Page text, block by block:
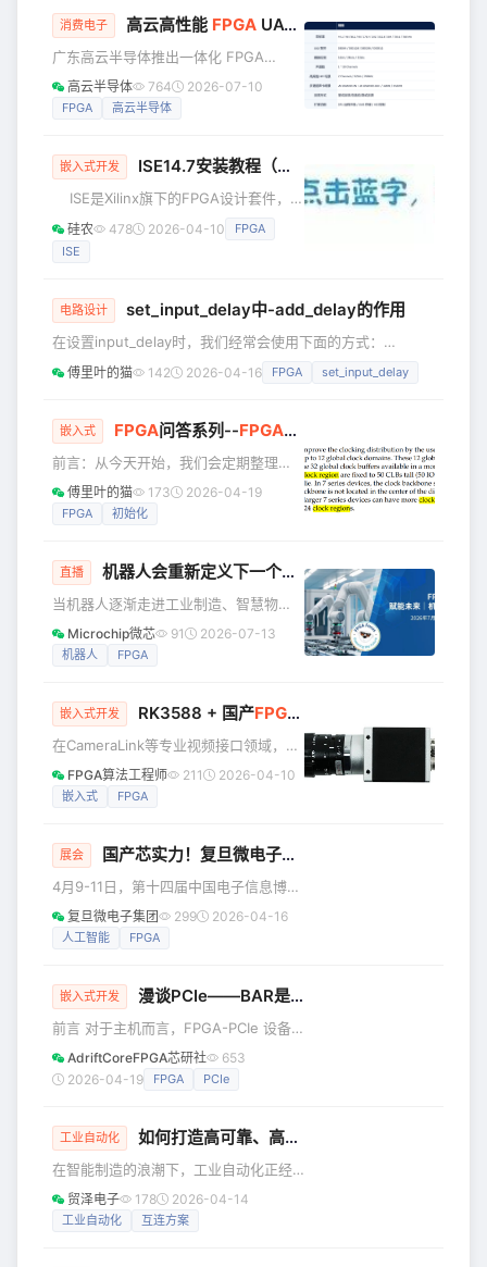
幅图片数据到FPGA开发板，FPGA接收
数据并做处理最终发送给VGA显示屏显
示，计划要写的算法有彩色图像转灰
度、均值/中值滤波、Sobel边缘检测
等。那么现在这是第一篇，先来写VGA
VGA显示
消费电子 高云高性能 FPGA UAC 完整解决方案，一套平台通吃全品类 USB 音频！
广东高云半导体推出一体化 FPGA
UAC（USB Audio Class）完整音频解
决方案，依托自研高速 USB 音频 IP 核
议麦克风阵列、工业音频采集等全品类
低音频设备研发门槛，实现从入门消费
级到高端专业级产品需求一站式覆盖。
01 行业痛点：USB 音频方案开发的挑战
高云半导体 764 2026-07-10
FPGA 高云半导体
嵌入式开发 ISE14.7安装教程（转）
ISE是Xilinx旗下的FPGA设计套件，界
面人性化，操作相对简洁，虽然更新到
安装教程。 ISE14.7**可在百度云中下载
链接：** 原文链接： 在软件安装之前，
得准备好软件安装包，可从Xilinx官网上
下载： 下载好的软件如下所示： 接下
硅农 478 2026-04-10
FPGA
ISE
电路设计 set_input_delay中-add_delay的作用
在设置input_delay时，我们经常会使用下面的方式：
set_input_delay -clock clk -min 2 [get_ports data_in]
set_input_delay -clock clk -max 4 [get_ports data_in] 但
set_input_delay -clock clk -max 2.1
傅里叶的猫 142 2026-04-16 FPGA set_input_delay
嵌入式 FPGA问答系列--FPGA中Bank和Clock Region之
前言：从今天开始，我们会定期整理
FPGA交流群（包括其他FPGA博主的
群）里面有价值的问题，并汇总成文
是希望能帮到不经常看群消息的小伙
Q：FPGA中的Bank和Clock Region有
什么关系？ A：这应该是很多FPGA工程
师都很困惑或者没有认真相关的一个问
傅里叶的猫 173 2026-04-19
FPGA 初始化
直播 机器人会重新定义下一个工业时代吗？｜ FPGA
当机器人逐渐走进工业制造、智慧物
流、建筑施工与服务场景，一个关键问
题始终存在：如何让机器人既“强壮”，又
器人系统正在不断挑战算力、功耗与响
一代机器人与电机控制架构中的核心技
术之一。 Microchip微信直播《FPGA
专题：驱动未来｜机器人革命》将聚焦
Microchip微芯 91 2026-07-13
机器人 FPGA
嵌入式开发 RK3588 + 国产FPGA
在CameraLink等专业视频接口领域，技
术长期由海外巨头主导，基于进口DSP
和FPGA的架构使我国产业面临核心技术
性能的国产替代方案。RK3588等国产芯
技术自主化的重要选择。 RK3588一经
推出，立即火爆工业自动化、能源电
力、安防、通信等行业！得益于8核（4
FPGA算法工程师 211 2026-04-10
嵌入式 FPGA
展会 国产芯实力！复旦微电子亮相第十四届中国电子信息博览会
4月9-11日，第十四届中国电子信息博览
会（CITE2026）在深圳会展中心（福
田）盛大启幕。复旦微电子集团携
相，全方位展示国产核心芯片与系统解
子新一代异构融合可重构智能芯片
FMZQ400TAI。单芯片集成8核高性能处
理器+卧龙架构NPU+大容量FPGA，峰
复旦微电子集团 299 2026-04-16
人工智能 FPGA
嵌入式开发 漫谈PCIe——BAR是什么
前言 对于主机而言，FPGA-PCIe 设备
通过其 BAR（Base Address
Register）被识别和访问。主机必须通
FPGA-PCIe 内部的地址区域映射到主机
来完成数据收发。 readl(dif-
&gt;bar0_mapped_addr +
(offset&lt;&l
AdriftCoreFPGA芯研社
653
2026-04-19
FPGA PCIe
工业自动化 如何打造高可靠、高性能、
在智能制造的浪潮下，工业自动化正经
历着深刻变革。在生产现场忙碌的机器
设备，已经与无处不在的传感器，以及
贸泽电子 178 2026-04-14
工业自动化 互连方案